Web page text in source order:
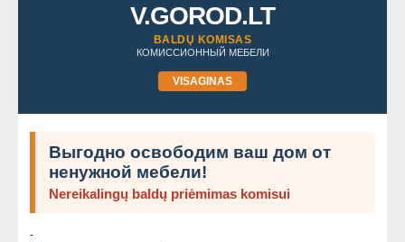
V.GOROD.LT
BALDŲ KOMISAS
КОМИССИОННЫЙ МЕБЕЛИ
VISAGINAS
Выгодно освободим ваш дом от
ненужной мебели!
Nereikalingų baldų priėmimas komisui
-